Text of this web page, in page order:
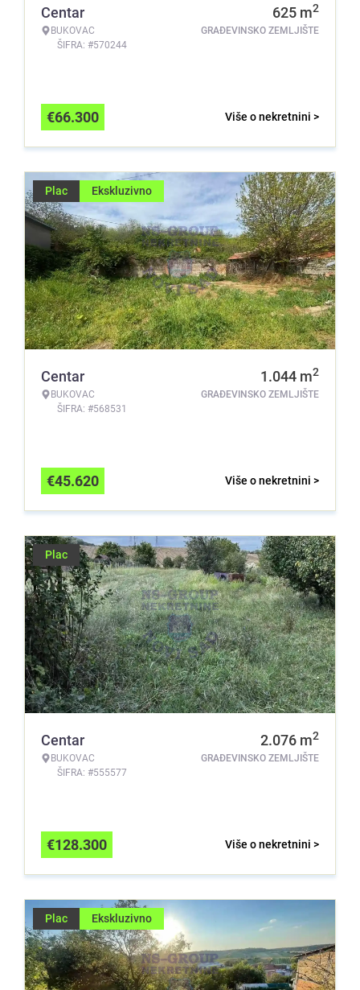
Centar
BUKOVAC
ŠIFRA: #570244
625 m2
GRAĐEVINSKO ZEMLJIŠTE
Više o nekretnini >
€66.300
Plac Ekskluzivno
Centar
BUKOVAC
ŠIFRA: #568531
1.044 m2
GRAĐEVINSKO ZEMLJIŠTE
Više o nekretnini >
€45.620
Plac
Centar
BUKOVAC
ŠIFRA: #555577
2.076 m2
GRAĐEVINSKO ZEMLJIŠTE
Više o nekretnini >
€128.300
Plac Ekskluzivno